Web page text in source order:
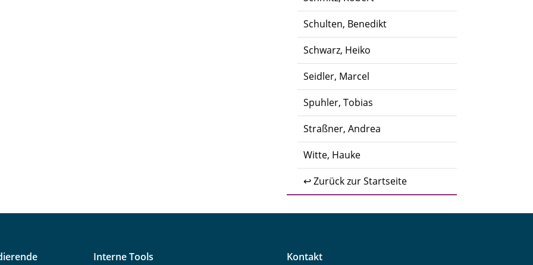
Schulten, Benedikt
Schwarz, Heiko
Seidler, Marcel
Spuhler, Tobias
Straßner, Andrea
Witte, Hauke
↩ Zurück zur Startseite
Interne Tools Kontakt